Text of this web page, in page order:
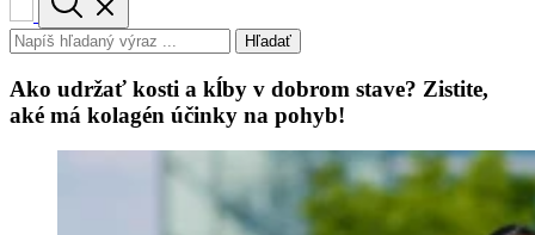
Hľadať
Ako udržať kosti a kĺby v dobrom stave? Zistite,
aké má kolagén účinky na pohyb!